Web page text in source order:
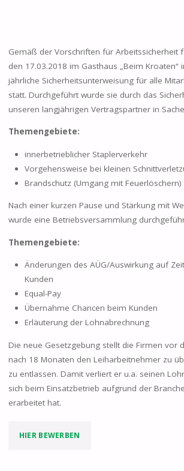
Gemäß der Vorschriften für Arbeitssicherheit
den 17.03.2018 im Gasthaus „Beim Kroaten“
jährliche Sicherheitsunterweisung für alle
statt. Durchgeführt wurde sie durch das
unseren langjährigen Vertragspartner in
Themengebiete:
innerbetrieblicher Staplerverkehr
Vorgehensweise bei kleinen
Brandschutz (Umgang mit Feuerlöschern)
Nach einer kurzen Pause und Stärkung mit
wurde eine Betriebsversammlung
Themengebiete:
Änderungen des AÜG/Auswirkung auf
Kunden
Equal-Pay
Übernahme Chancen beim Kunden
Erläuterung der Lohnabrechnung
Die neue Gesetzgebung stellt die Firmen vor
nach 18 Monaten den Leiharbeitnehmer zu
zu entlassen. Damit verliert er u.a. seinen
sich beim Einsatzbetrieb aufgrund der
erarbeitet hat.
HIER BEWERBEN